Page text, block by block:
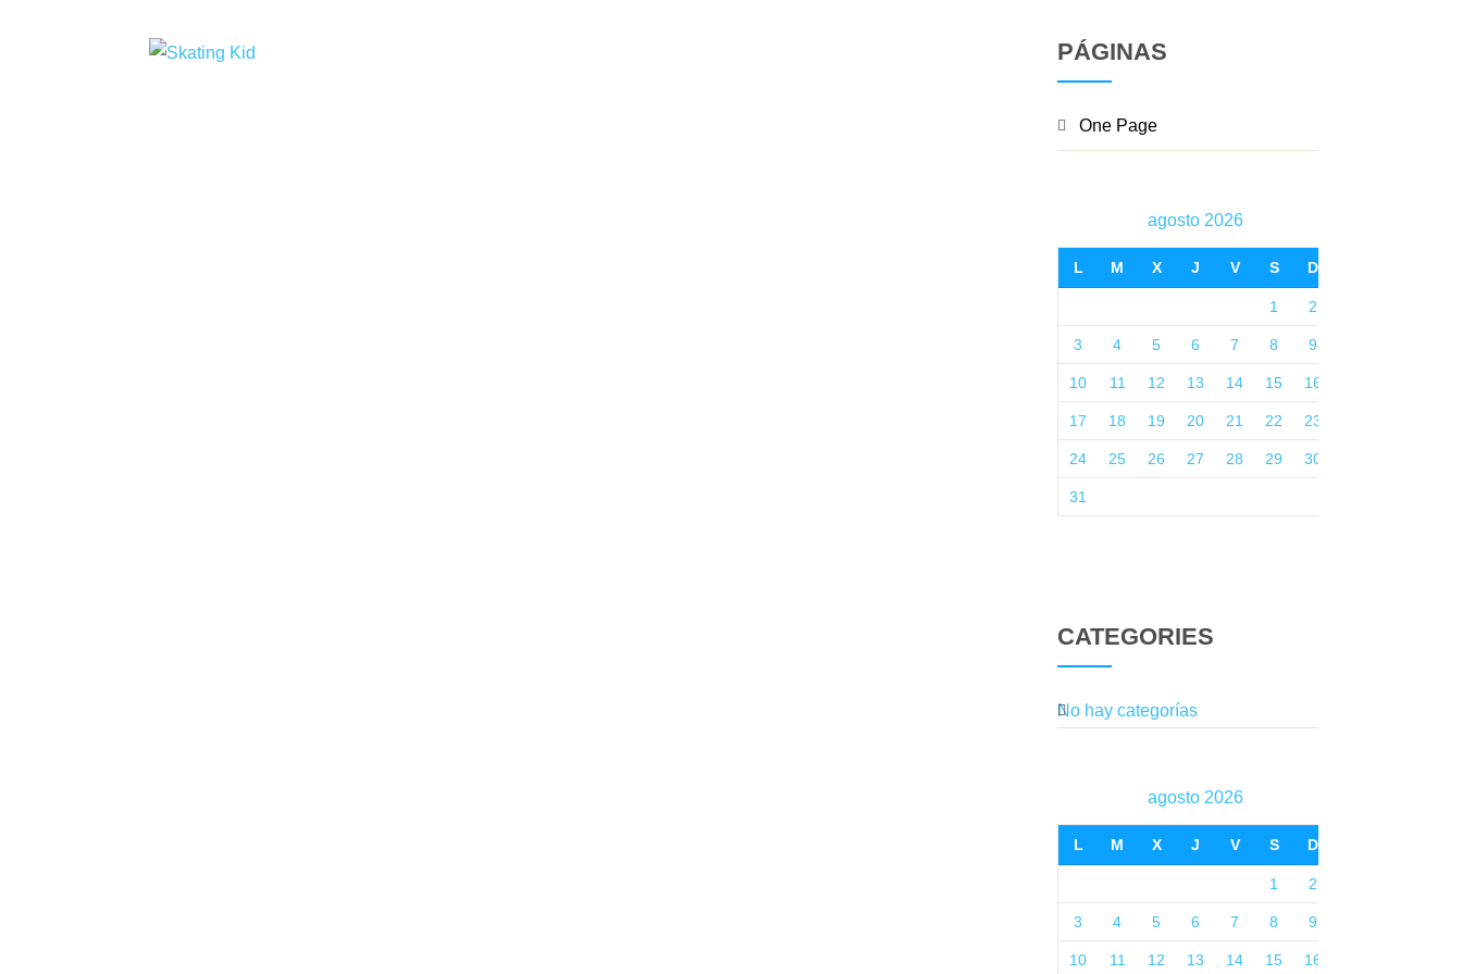
SKATING KID PÁGINAS
One Page
agosto 2026
L M X J V S D
1 2
3 4 5 6 7 8 9
10 11 12 13 14 15 16
17 18 19 20 21 22 23
24 25 26 27 28 29 30
31
CATEGORIES
No hay categorías
agosto 2026
L M X J V S D
1 2
3 4 5 6 7 8 9
10 11 12 13 14 15 16